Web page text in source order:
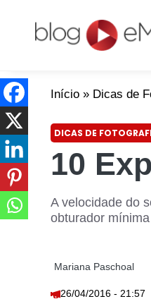
Início » Dicas de
DICAS DE
10
A velocidade do
obturador
Mariana Paschoal
26/04/2016 - 21:57